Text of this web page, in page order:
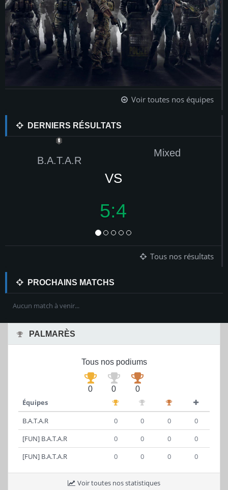
Voir toutes nos équipes
DERNIERS RÉSULTATS
B.A.T.A.R
Mixed
VS
5:4
Tous nos résultats
PROCHAINS MATCHS
Aucun match à venir...
PALMARÈS
Tous nos podiums
0 0 0
Équipes
B.A.T.A.R
0 0 0
0
[FUN] B.A.T.A.R
0 0 0
0
[FUN] B.A.T.A.R
0 0 0 0
Voir toutes nos statistiques